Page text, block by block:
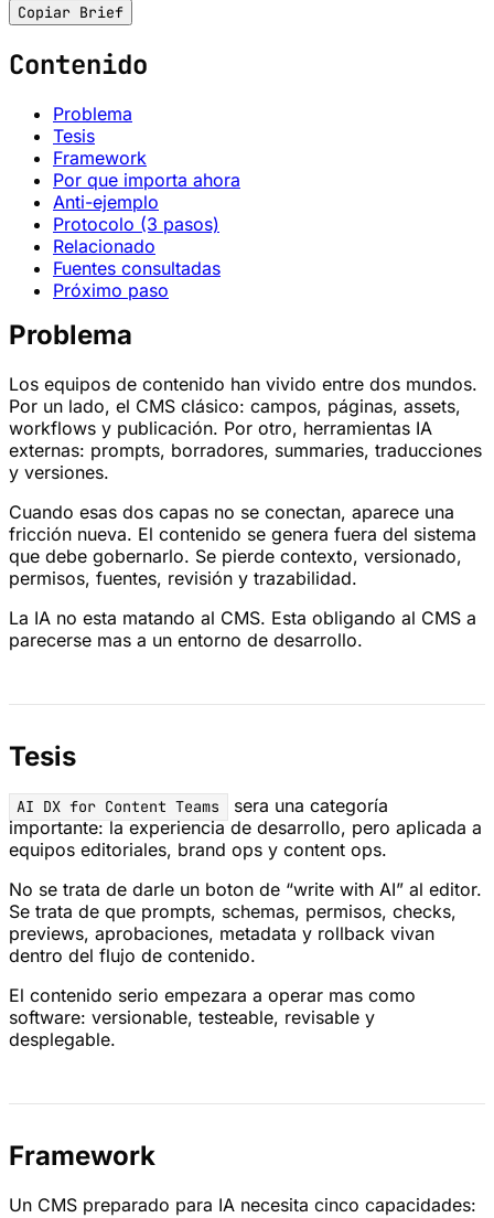
Copiar Brief
Contenido
Problema
Tesis
Framework
Por que importa ahora
Anti-ejemplo
Protocolo (3 pasos)
Relacionado
Fuentes consultadas
Próximo paso
Problema
Los equipos de contenido han vivido entre dos mundos.
Por un lado, el CMS clásico: campos, páginas, assets,
workflows y publicación. Por otro, herramientas IA
externas: prompts, borradores, summaries, traducciones
y versiones.
Cuando esas dos capas no se conectan, aparece una
fricción nueva. El contenido se genera fuera del sistema
que debe gobernarlo. Se pierde contexto, versionado,
permisos, fuentes, revisión y trazabilidad.
La IA no esta matando al CMS. Esta obligando al CMS a
parecerse mas a un entorno de desarrollo.
Tesis
AI DX for Content Teams
sera una categoría
importante: la experiencia de desarrollo, pero aplicada a
equipos editoriales, brand ops y content ops.
No se trata de darle un boton de “write with AI” al editor.
Se trata de que prompts, schemas, permisos, checks,
previews, aprobaciones, metadata y rollback vivan
dentro del flujo de contenido.
El contenido serio empezara a operar mas como
software: versionable, testeable, revisable y
desplegable.
Framework
Un CMS preparado para IA necesita cinco capacidades: